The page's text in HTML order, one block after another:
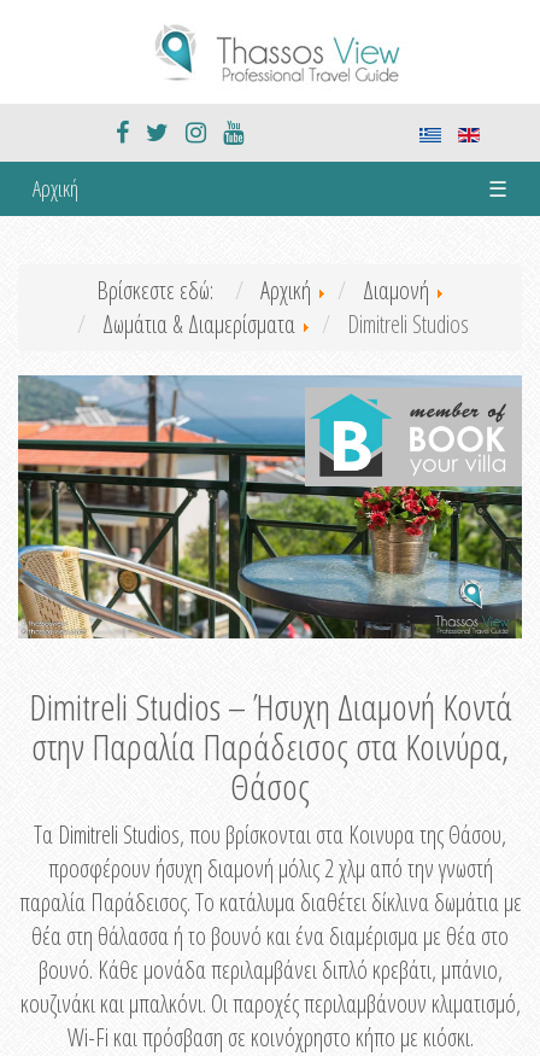
Αρχική ☰
Βρίσκεστε εδώ: Αρχική
Διαμονή
Δωμάτια & Διαμερίσματα
Dimitreli Studios
Dimitreli Studios – Ήσυχη Διαμονή Κοντά
στην Παραλία Παράδεισος στα Κοινύρα,
Θάσος
Τα Dimitreli Studios, που βρίσκονται στα Κοινυρα της Θάσου,
προσφέρουν ήσυχη διαμονή μόλις 2 χλμ από την γνωστή
παραλία Παράδεισος. Το κατάλυμα διαθέτει δίκλινα δωμάτια με
θέα στη θάλασσα ή το βουνό και ένα διαμέρισμα με θέα στο
βουνό. Κάθε μονάδα περιλαμβάνει διπλό κρεβάτι, μπάνιο,
κουζινάκι και μπαλκόνι. Οι παροχές περιλαμβάνουν κλιματισμό,
Wi-Fi και πρόσβαση σε κοινόχρηστο κήπο με κιόσκι.